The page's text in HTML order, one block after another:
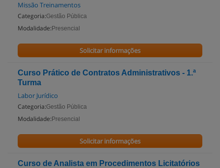
Missão Treinamentos
Categoria:Gestão Pública
Modalidade: Presencial
Solicitar informações
Curso Prático de Contratos Administrativos - 1.ª
Turma
Labor Jurídico
Categoria:Gestão Pública
Modalidade: Presencial
Solicitar informações
Curso de Analista em Procedimentos Licitatórios